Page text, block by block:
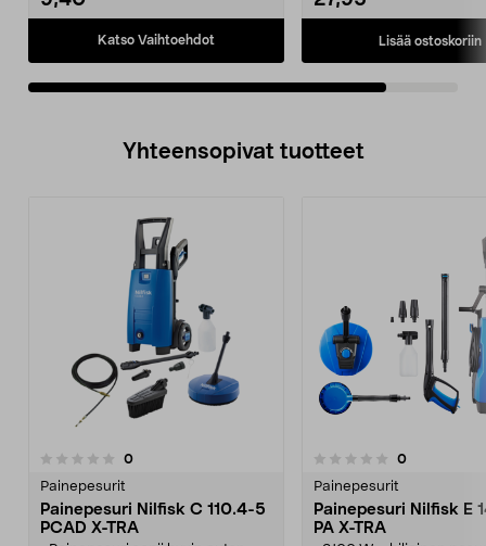
Katso Vaihtoehdot Lisää ostoskoriin
Yhteensopivat tuotteet
0arvostelut
Painepesurit
Painepesuri Nilfisk C 110.4-5
PCAD X-TRA
0.0 viidestä
0arvostelut
Painepesurit
Painepesuri Nilfisk E
PA X-TRA
0.0 viidestä